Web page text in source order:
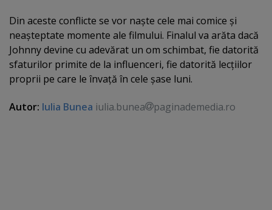
Din aceste conflicte se vor naşte cele mai comice şi
neaşteptate momente ale filmului. Finalul va arăta dacă
Johnny devine cu adevărat un om schimbat, fie datorită
sfaturilor primite de la influenceri, fie datorită lecţiilor
proprii pe care le învaţă în cele şase luni.
Autor: Iulia Bunea iulia.bunea paginademedia.ro